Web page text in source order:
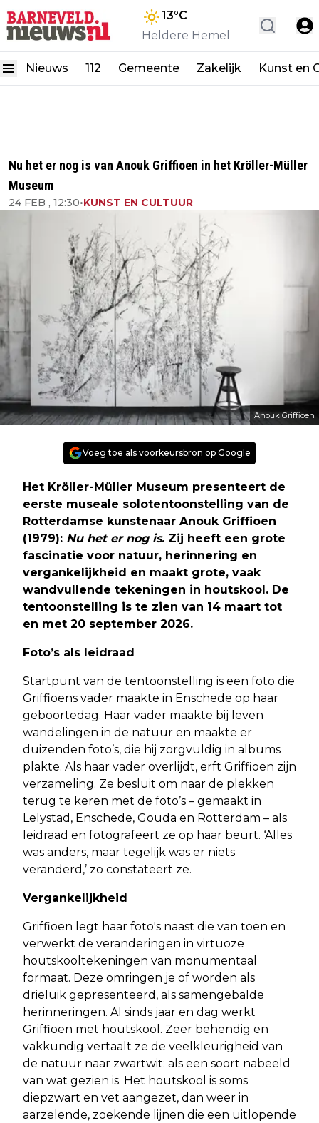
13°C
Heldere Hemel
Nieuws 112 Gemeente Zakelijk Kunst en
Nu het er nog is van Anouk Griffioen in het Kröller-Müller
Museum
24 FEB , 12:30•KUNST EN CULTUUR
Anouk Griffioen
Voeg toe als voorkeursbron op Google
Het Kröller-Müller Museum presenteert de
eerste museale solotentoonstelling van de
Rotterdamse kunstenaar Anouk Griffioen
(1979): Nu het er nog is. Zij heeft een grote
fascinatie voor natuur, herinnering en
vergankelijkheid en maakt grote, vaak
wandvullende tekeningen in houtskool. De
tentoonstelling is te zien van 14 maart tot
en met 20 september 2026.
Foto’s als leidraad
Startpunt van de tentoonstelling is een foto die
Griffioens vader maakte in Enschede op haar
geboortedag. Haar vader maakte bij leven
wandelingen in de natuur en maakte er
duizenden foto’s, die hij zorgvuldig in albums
plakte. Als haar vader overlijdt, erft Griffioen zijn
verzameling. Ze besluit om naar de plekken
terug te keren met de foto’s – gemaakt in
Lelystad, Enschede, Gouda en Rotterdam – als
leidraad en fotografeert ze op haar beurt. ‘Alles
was anders, maar tegelijk was er niets
veranderd,’ zo constateert ze.
Vergankelijkheid
Griffioen legt haar foto's naast die van toen en
verwerkt de veranderingen in virtuoze
houtskooltekeningen van monumentaal
formaat. Deze omringen je of worden als
drieluik gepresenteerd, als samengebalde
herinneringen. Al sinds jaar en dag werkt
Griffioen met houtskool. Zeer behendig en
vakkundig vertaalt ze de veelkleurigheid van
de natuur naar zwartwit: als een soort nabeeld
van wat gezien is. Het houtskool is soms
diepzwart en vet aangezet, dan weer in
aarzelende, zoekende lijnen die een uitlopende